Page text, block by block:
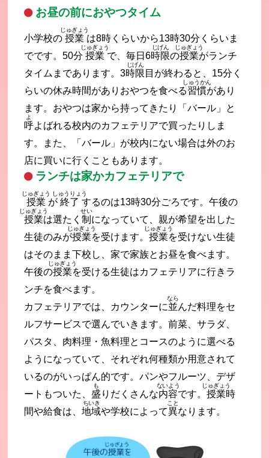
お昼の前におやつタイム
小学校の 授業
じゅぎょう
は8時くらいから13時30分くらいま
でです。50分 授業
じゅぎょう
で、毎日6時限
じげん
の授業
じゅぎょう
がランチ
タイムまであります。3時限
じげん
目が終わると、15分く
らいの休み時間がありおやつを食べる習慣
しゅうかん
があり
ます。おやつは家から持ってきたり「バール」と
呼
よ
よばれる校内のカフェテリアで買ったりしま
す。また、「バール」が校内にない場合は外のお
店に買いに行くこともあります。
ランチは家かカフェテリアで
授業
じゅぎょう
が 終了
しゅうりょう
するのは13時30分ごろです。午後の
授業
じゅぎょう
は選たく制
せい
になっていて、親が希望を出した
生徒のみが授業
じゅぎょう
を受けます。授業
じゅぎょう
を受けない生徒
はそのまま下校し、家で家族とお昼を食べます。
午後の授業
じゅぎょう
を受ける生徒はカフェテリアに行きラ
ンチを食べます。
カフェテリアでは、カウンターに並
なら
んだ料理をセ
ルフサービスで選んでいきます。前菜、サラダ、
パスタ、肉料理・魚料理とコースのように選べる
ようになっていて、それぞれ何種類か用意されて
いるのがいっぱん的です。パンやフルーツ、デザ
ートもついた、 盛
も
りだくさんな内容
ないよう
です。授業
じゅぎょう
時
間や給食は、地域
ちいき
や学校によって異
こと
なります。